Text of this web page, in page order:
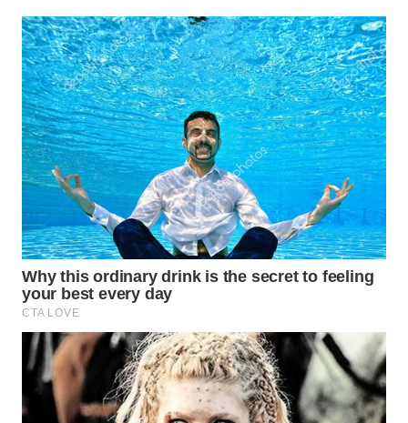
WAHANA
UMKM
WAHANA
SELEB
WAHANA
PERSONA
WAHANA
OTOMOTIF
HEALTH
WAHANA
DESA